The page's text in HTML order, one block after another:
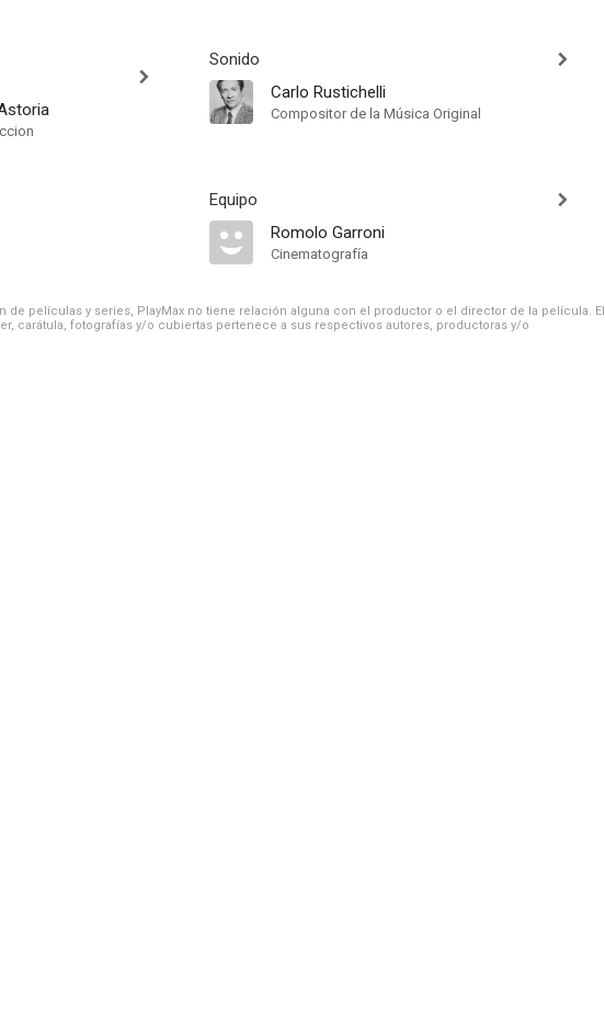
Sonido
Carlo Rustichelli
Compositor de la Música Original
Equipo
Romolo Garroni
Cinematografía
de películas y series, PlayMax no tiene relación alguna con el productor o el director de la película. El
carátula, fotografías y/o cubiertas pertenece a sus respectivos autores, productoras y/o